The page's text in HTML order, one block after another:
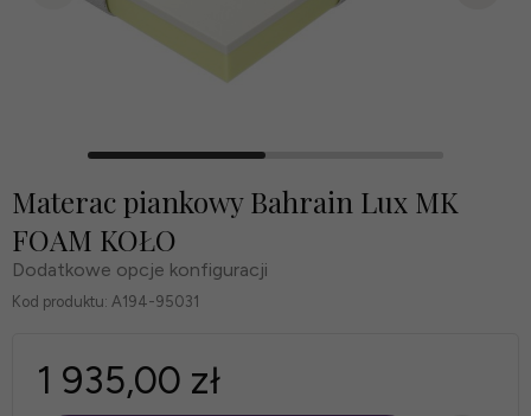
Materac piankowy Bahrain Lux MK
FOAM KOŁO
Dodatkowe opcje konfiguracji
Kod produktu: A194-95031
1 935,00 zł